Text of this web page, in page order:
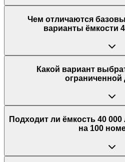
Чем отличаются
варианты ёмкости
Какой вариант
ограниченной
Подходит ли ёмкость 40
на 100